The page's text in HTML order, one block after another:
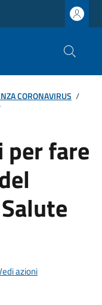
CORONAVIRUS /
per fare
azioni